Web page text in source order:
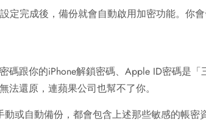
定完成後，備份就會自動啟用加密功能。你
碼跟你的iPhone解鎖密碼、Apple ID密碼是
法還原，連蘋果公司也幫不了你。
或自動備份，都會包含上述那些敏感的帳密